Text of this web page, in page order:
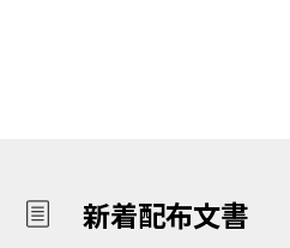
新着配布文書